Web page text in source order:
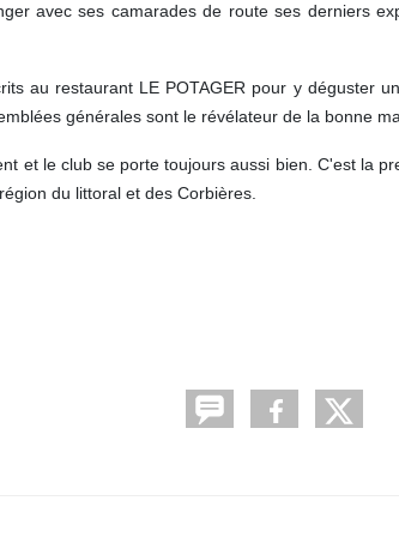
avec ses camarades de route ses derniers
au restaurant LE POTAGER pour y
générales sont le révélateur de la bonne
et le club se porte toujours aussi bien. C'est la
du littoral et des Corbières.